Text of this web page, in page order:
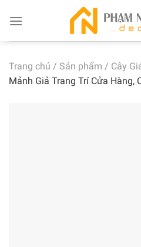
Trang chủ / Sản phẩm / Cây
Mảnh Giả Trang Trí Cửa Hàng,